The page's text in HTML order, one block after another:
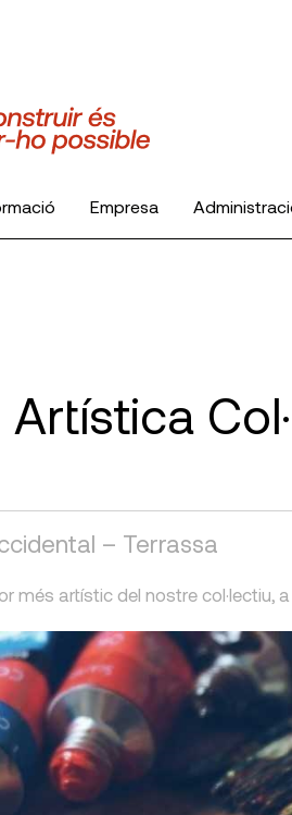
Empresa
Artística
– Terrassa
més artístic del nostre col·lectiu,